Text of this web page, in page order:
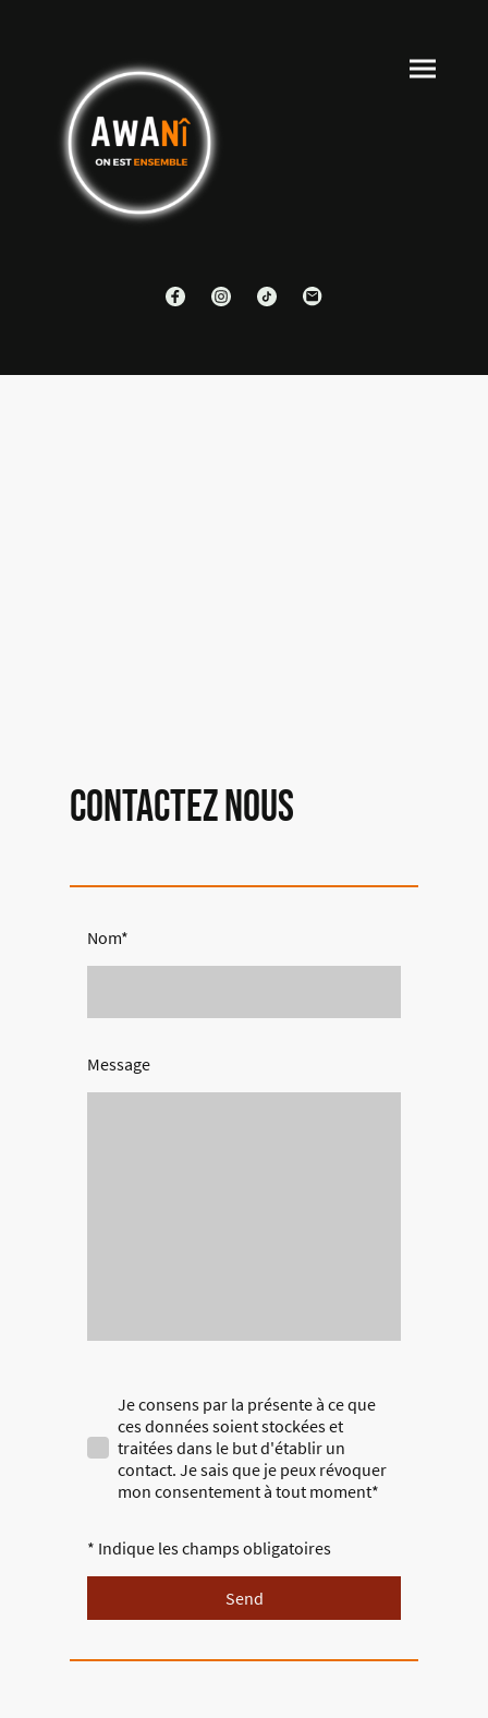
Contactez nous
Nom*
Message
Je consens par la présente à ce que
ces données soient stockées et
traitées dans le but d'établir un
contact. Je sais que je peux révoquer
mon consentement à tout moment*
* Indique les champs obligatoires
Send